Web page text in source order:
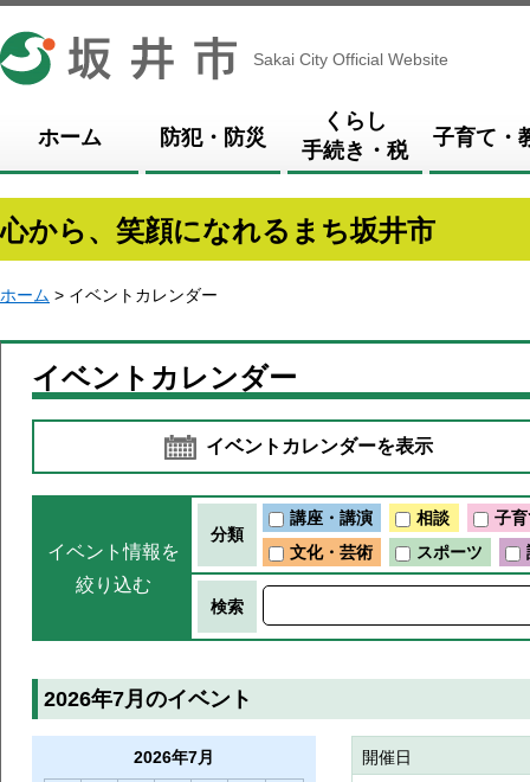
坂井市
Sakai City Official Website
ホーム 防犯・防災
くらし
手続き・税
子育て・
心から、笑顔になれるまち坂井市
ホーム > イベントカレンダー
イベントカレンダー
イベントカレンダーを表示
イベント情報を
絞り込む
分類
講座・講演 相談
子
文化・芸術
スポーツ
検索
2026年7月のイベント
2026年7月
開催日